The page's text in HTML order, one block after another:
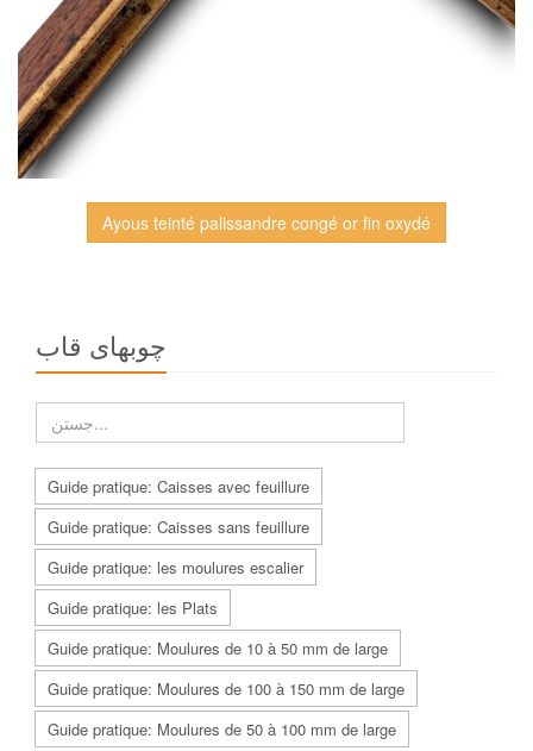
Ayous teinté palissandre congé or fin oxydé
چوبهاى قاب
Guide pratique: Caisses avec feuillure
Guide pratique: Caisses sans feuillure
Guide pratique: les moulures escalier
Guide pratique: les Plats
Guide pratique: Moulures de 10 à 50 mm de large
Guide pratique: Moulures de 100 à 150 mm de large
Guide pratique: Moulures de 50 à 100 mm de large